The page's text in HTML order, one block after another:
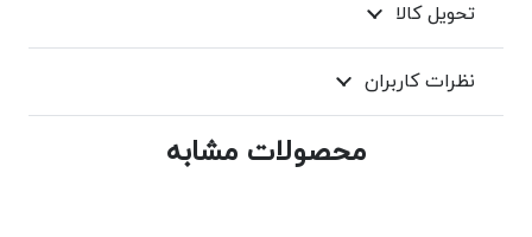
تحویل کالا
نظرات کاربران
محصولات مشابه